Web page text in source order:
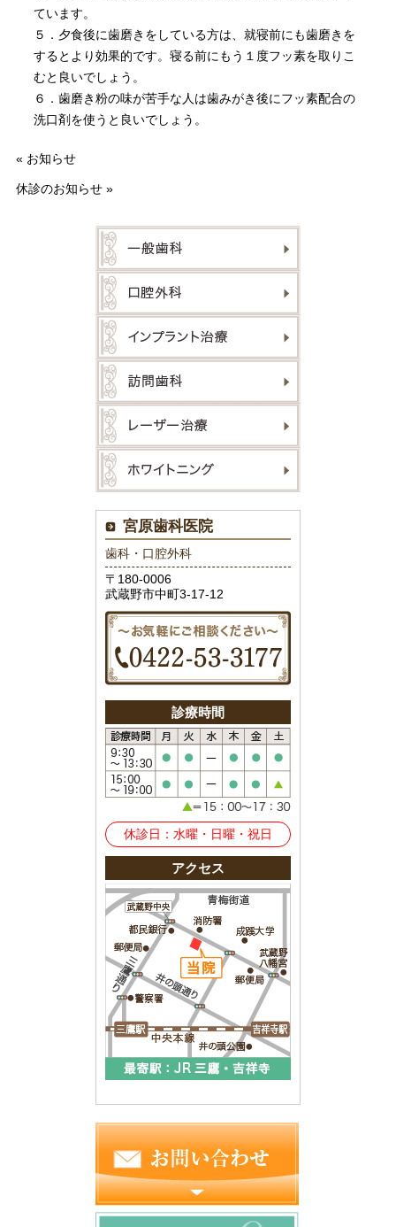
ています。
５．夕食後に歯磨きをしている方は、就寝前にも歯磨きを
するとより効果的です。寝る前にもう１度フッ素を取りこ
むと良いでしょう。
６．歯磨き粉の味が苦手な人は歯みがき後にフッ素配合の
洗口剤を使うと良いでしょう。
« お知らせ
休診のお知らせ»
宮原歯科医院
歯科・口腔外科
〒180-0006
武蔵野市中町3-17-12
診療時間
休診日：水曜・日曜・祝日
アクセス